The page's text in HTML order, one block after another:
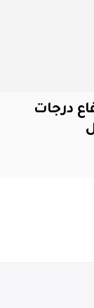
درجات